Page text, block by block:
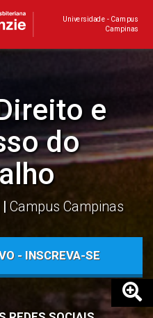
Universidade - Campus
Campinas
e
do
Campus Campinas
- INSCREVA-SE